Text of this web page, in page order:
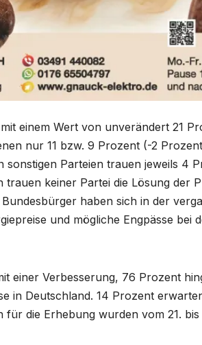
einem Wert von unverändert 21
nur 11 bzw. 9 Prozent (-2
Parteien trauen jeweils 4
keiner Partei die Lösung der
haben sich in der
und mögliche Engpässe bei
einer Verbesserung, 76 Prozent
in Deutschland. 14 Prozent
die Erhebung wurden vom 21.